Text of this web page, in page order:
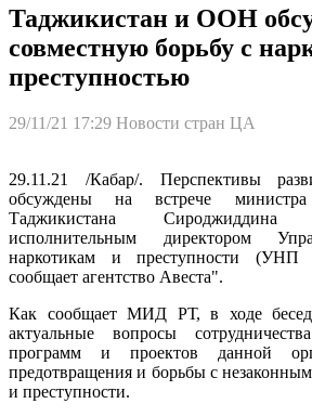
Таджикистан и ООН
совместную борьбу с
преступностью
29/11/21 17:29 Новости стран ЦА
29.11.21 /Кабар/. Перспективы
обсуждены на встрече
Таджикистана
исполнительным директором
наркотикам и преступности
сообщает агентство Авеста".
Как сообщает МИД РТ, в ходе
актуальные вопросы
программ и проектов данной
предотвращения и борьбы с
и преступности.